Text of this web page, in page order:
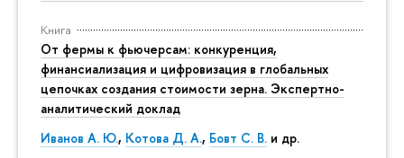
Книга
От фермы к фьючерсам: конкуренция,
финансиализация и цифровизация в глобальных
цепочках создания стоимости зерна. Экспертно-
аналитический доклад
Иванов А. Ю., Котова Д. А., Бовт С. В. и др.